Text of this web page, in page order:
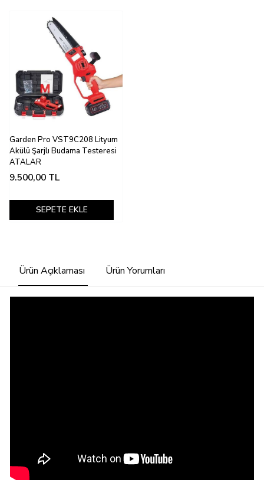
Garden Pro VST9C208 Lityum
Akülü Şarjlı Budama Testeresi
ATALAR
9.500,00 TL
SEPETE EKLE
Ürün Açıklaması Ürün Yorumları